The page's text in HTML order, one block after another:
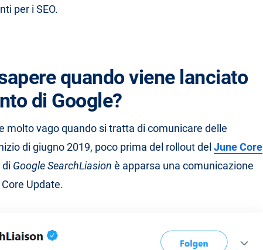
per i SEO.
quando viene lanciato
di Google?
molto vago quando si tratta di comunicare delle
di giugno 2019, poco prima del rollout del June Core
di Google SearchLiasion è apparsa una comunicazione
Update.